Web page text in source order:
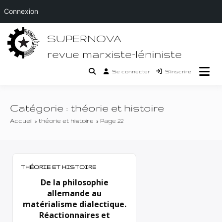
Passer
contenu
SUPERNOVA
revue marxiste-léniniste
Se connecter S’inscrire
Catégorie : théorie et histoire
Accueil théorie et histoire Page 22
THÉORIE ET HISTOIRE
De la philosophie
allemande au
matérialisme dialectique.
Réactionnaires et
Connexion